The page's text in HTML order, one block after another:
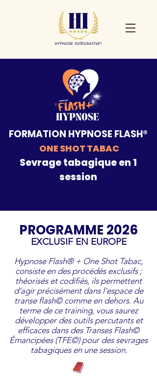
FORMATION HYPNOSE FLASH®
ONE SHOT TABAC
Sevrage tabagique en 1
session
PROGRAMME 2026
EXCLUSIF EN EUROPE
Hypnose Flash® + One Shot Tabac,
consiste en des procédés exclusifs ;
théorisés et codifiés, ils permettent
d’agir précisément dans l’espace de
transe flash© comme en dehors. Au
terme de ce training, vous saurez
développer des outils percutants et
efficaces dans des Transes Flash©
Émancipées (TFE©) pour des sevrages
tabagiques en une session.